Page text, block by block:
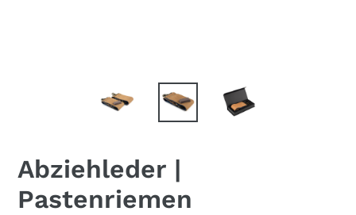
Abziehleder |
Pastenriemen